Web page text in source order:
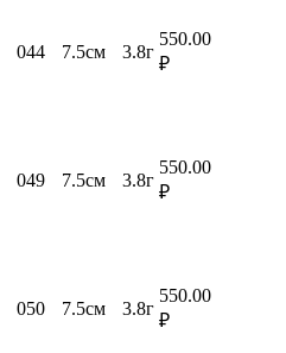
044 7.5см 3.8г
550.00
₽
049 7.5см 3.8г
550.00
₽
050 7.5см 3.8г
550.00
₽